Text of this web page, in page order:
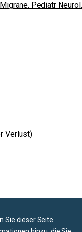
Pediatr Neurol.
Verlust)
Sie dieser Seite